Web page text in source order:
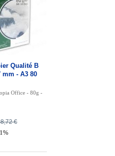
Qualité B
mm - A3 80
Office - 80g -
€